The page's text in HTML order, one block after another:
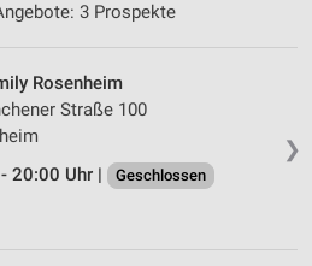
3 Prospekte
❯
Rosenheim
Straße 100
20:00 Uhr |
Geschlossen